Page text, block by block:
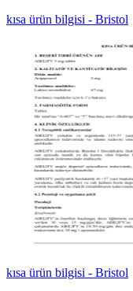
kısa ürün bilgisi - Bristol
kısa ürün bilgisi - Bristol